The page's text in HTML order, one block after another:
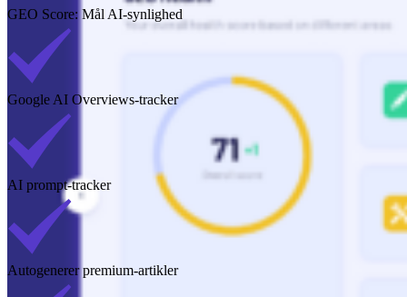
GEO Score: Mål AI-synlighed
Google AI Overviews-tracker
AI prompt-tracker
Autogenerer premium-artikler